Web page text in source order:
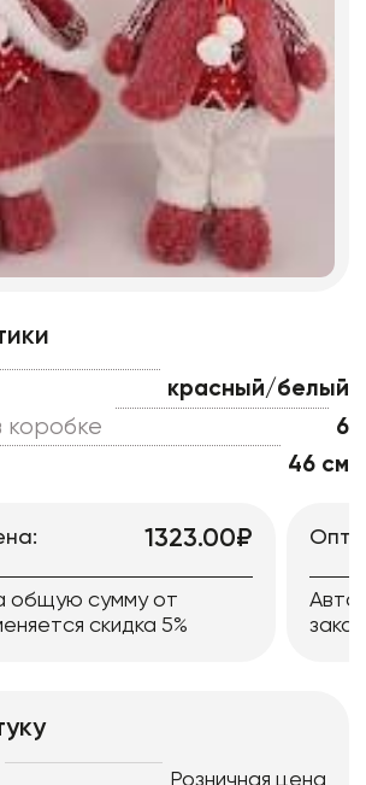
красный/белый
коробке
6
46 см
1323.00₽
общую сумму от
скидка 5%
Розничная цена